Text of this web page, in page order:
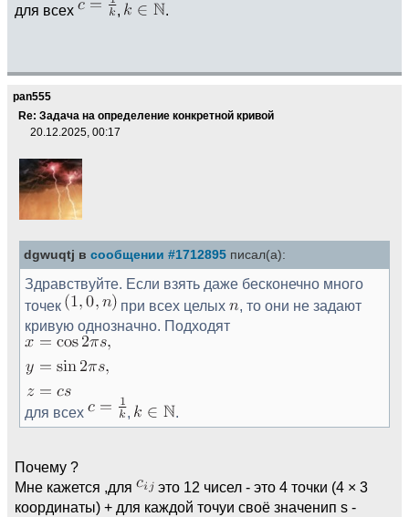
для всех
pan555
Re: Задача на определение конкретной кривой
20.12.2025, 00:17
dgwuqtj в сообщении #1712895 писал(а):
Здравствуйте. Если взять даже бесконечно много
точек
при всех целых
, то они не задают
кривую однозначно. Подходят
для всех
Почему ?
Мне кажется ,для
это 12 чисел - это 4 точки (4 × 3
координаты) + для каждой точуи своё значенип s -